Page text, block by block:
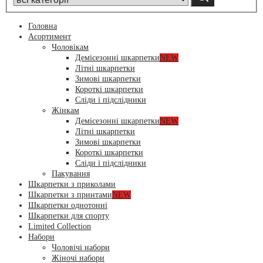
Головна
Асортимент
Чоловікам
Демісезонні шкарпеткиNEW
Літні шкарпетки
Зимові шкарпетки
Короткі шкарпетки
Сліди і підслідники
Жінкам
Демісезонні шкарпеткиNEW
Літні шкарпетки
Зимові шкарпетки
Короткі шкарпетки
Сліди і підслідники
Пакування
Шкарпетки з приколами
Шкарпетки з принтамиNEW
Шкарпетки однотонні
Шкарпетки для спорту
Limited Collection
Набори
Чоловічі набори
Жіночі набори